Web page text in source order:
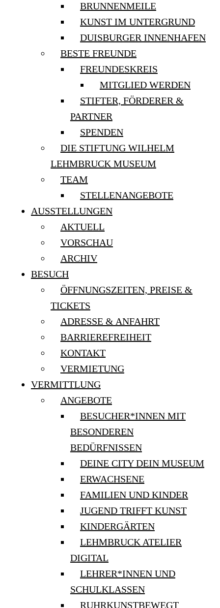
BRUNNENMEILE
KUNST IM UNTERGRUND
DUISBURGER INNENHAFEN
BESTE FREUNDE
FREUNDESKREIS
MITGLIED WERDEN
STIFTER, FÖRDERER &
PARTNER
SPENDEN
DIE STIFTUNG WILHELM
LEHMBRUCK MUSEUM
TEAM
STELLENANGEBOTE
AUSSTELLUNGEN
AKTUELL
VORSCHAU
ARCHIV
BESUCH
ÖFFNUNGSZEITEN, PREISE &
TICKETS
ADRESSE & ANFAHRT
BARRIEREFREIHEIT
KONTAKT
VERMIETUNG
VERMITTLUNG
ANGEBOTE
BESUCHER*INNEN MIT
BESONDEREN
BEDÜRFNISSEN
DEINE CITY DEIN MUSEUM
ERWACHSENE
FAMILIEN UND KINDER
JUGEND TRIFFT KUNST
KINDERGÄRTEN
LEHMBRUCK ATELIER
DIGITAL
LEHRER*INNEN UND
SCHULKLASSEN
RUHRKUNSTBEWEGT